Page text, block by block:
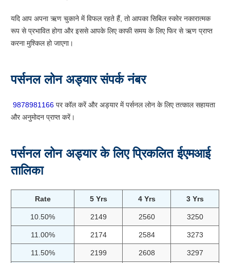
यदि आप अपना ऋण चुकाने में विफल रहते हैं, तो आपका सिबिल स्कोर नकारात्मक
रूप से प्रभावित होगा और इससे आपके लिए काफी समय के लिए फिर से ऋण प्राप्त
करना मुश्किल हो जाएगा।
पर्सनल लोन अड्यार संपर्क नंबर
9878981166 पर कॉल करें और अड्यार में पर्सनल लोन के लिए तत्काल सहायता
और अनुमोदन प्राप्त करें।
पर्सनल लोन अड्यार के लिए प्रिकलित ईएमआई
तालिका
Rate 5 Yrs 4 Yrs 3 Yrs
10.50% 2149 2560 3250
11.00% 2174 2584 3273
11.50% 2199 2608 3297